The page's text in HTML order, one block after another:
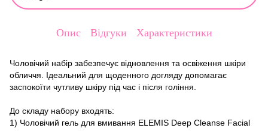
Опис Відгуки Характеристики
Чоловічий набір забезпечує відновлення та освіження шкіри
обличчя. Ідеальний для щоденного догляду допомагає
заспокоїти чутливу шкіру під час і після гоління.
До складу набору входять:
1) Чоловічий гель для вмивання ELEMIS Deep Cleanse Facial